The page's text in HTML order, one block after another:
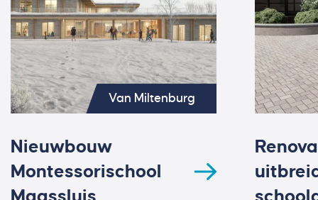
Van Miltenburg
Nieuwbouw
Montessorischool